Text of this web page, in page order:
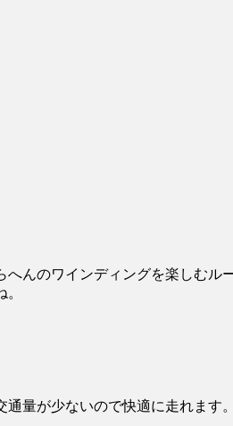
んのワインディングを楽しむ
量が少ないので快適に走れます